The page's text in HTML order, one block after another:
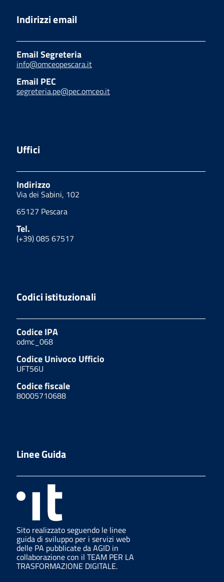
Indirizzi email
Email Segreteria
info@omceopescara.it
Email PEC
segreteria.pe@pec.omceo.it
Uffici
Indirizzo
Via dei Sabini, 102
65127 Pescara
Tel.
(+39) 085 67517
Codici istituzionali
Codice IPA
odmc_068
Codice Univoco Ufficio
UFT56U
Codice fiscale
80005710688
Linee Guida
Sito realizzato seguendo le linee
guida di sviluppo per i servizi web
delle PA pubblicate da AGID in
collaborazione con il TEAM PER LA
TRASFORMAZIONE DIGITALE.